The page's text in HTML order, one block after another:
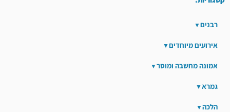
רבנים
אירועים מיוחדים
אמונה מחשבה ומוסר
גמרא
הלכה